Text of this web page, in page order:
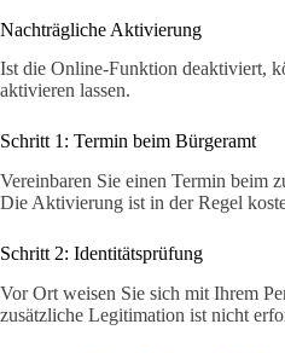
Nachträgliche Aktivierung
Ist die Online-Funktion deaktiviert,
aktivieren lassen.
Schritt 1: Termin beim Bürgeramt
Vereinbaren Sie einen Termin beim
Die Aktivierung ist in der Regel
Schritt 2: Identitätsprüfung
Vor Ort weisen Sie sich mit Ihrem
zusätzliche Legitimation ist nicht